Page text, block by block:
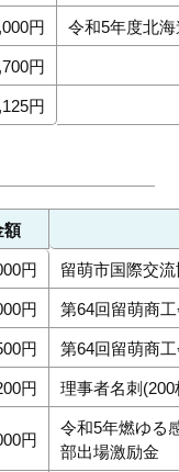
円 令和5年度北
円
円
額
円 留萌市国際交
円 第64回留萌商
円 第64回留萌商
円 理事者名刺(200
円
令和5年燃ゆる
部出場激励金